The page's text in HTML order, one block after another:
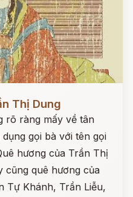
Thị Dung
rõ ràng mấy về tân
gọi bà với tên gọi
hương của Trần Thị
cũng quê hương của
Tự Khánh, Trần Liễu,